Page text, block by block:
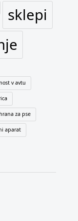
sklepi
v avtu
za pse
aparat